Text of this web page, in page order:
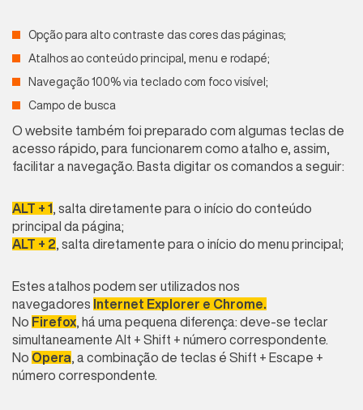
Opção para alto contraste das cores das páginas;
Atalhos ao conteúdo principal, menu e rodapé;
Navegação 100% via teclado com foco visível;
Campo de busca
O website também foi preparado com algumas teclas de
acesso rápido, para funcionarem como atalho e, assim,
facilitar a navegação. Basta digitar os comandos a seguir:
ALT + 1 , salta diretamente para o início do conteúdo
principal da página;
ALT + 2 , salta diretamente para o início do menu principal;
Estes atalhos podem ser utilizados nos
navegadores Internet Explorer e Chrome.
No Firefox , há uma pequena diferença: deve-se teclar
simultaneamente Alt + Shift + número correspondente.
No Opera , a combinação de teclas é Shift + Escape +
número correspondente.